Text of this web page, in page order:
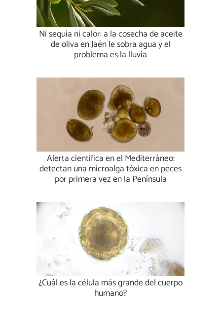
Ni sequía ni calor: a la cosecha de aceite
de oliva en Jaén le sobra agua y el
problema es la lluvia
Alerta científica en el Mediterráneo:
detectan una microalga tóxica en peces
por primera vez en la Península
¿Cuál es la célula más grande del cuerpo
humano?